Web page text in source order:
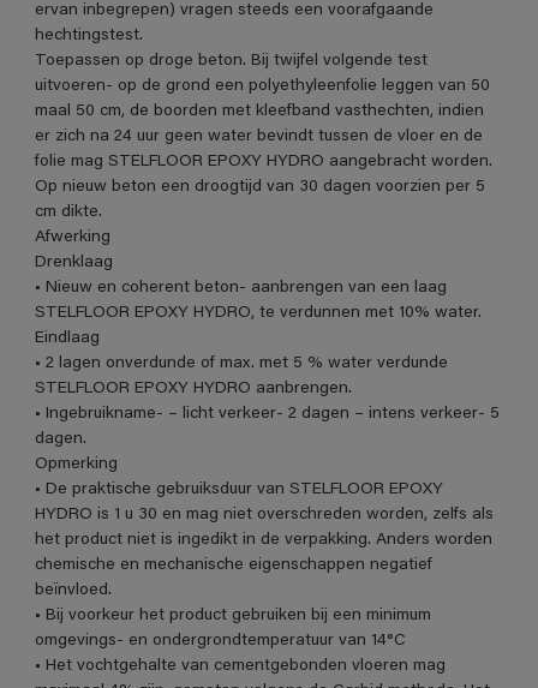
ervan inbegrepen) vragen steeds een voorafgaande
hechtingstest.
Toepassen op droge beton. Bij twijfel volgende test
uitvoeren- op de grond een polyethyleenfolie leggen van 50
maal 50 cm, de boorden met kleefband vasthechten, indien
er zich na 24 uur geen water bevindt tussen de vloer en de
folie mag STELFLOOR EPOXY HYDRO aangebracht worden.
Op nieuw beton een droogtijd van 30 dagen voorzien per 5
cm dikte.
Afwerking
Drenklaag
• Nieuw en coherent beton- aanbrengen van een laag
STELFLOOR EPOXY HYDRO, te verdunnen met 10% water.
Eindlaag
• 2 lagen onverdunde of max. met 5 % water verdunde
STELFLOOR EPOXY HYDRO aanbrengen.
• Ingebruikname- – licht verkeer- 2 dagen – intens verkeer- 5
dagen.
Opmerking
• De praktische gebruiksduur van STELFLOOR EPOXY
HYDRO is 1 u 30 en mag niet overschreden worden, zelfs als
het product niet is ingedikt in de verpakking. Anders worden
chemische en mechanische eigenschappen negatief
beïnvloed.
• Bij voorkeur het product gebruiken bij een minimum
omgevings- en ondergrondtemperatuur van 14°C
• Het vochtgehalte van cementgebonden vloeren mag